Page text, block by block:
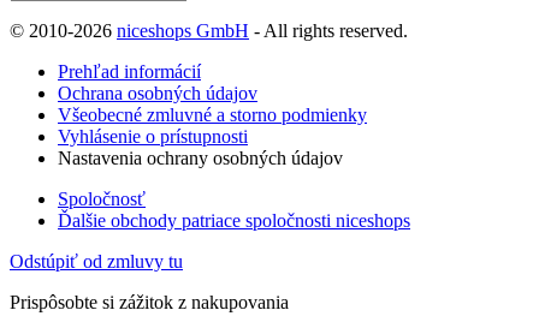
© 2010-2026 niceshops GmbH - All rights reserved.
Prehľad informácií
Ochrana osobných údajov
Všeobecné zmluvné a storno podmienky
Vyhlásenie o prístupnosti
Nastavenia ochrany osobných údajov
Spoločnosť
Ďalšie obchody patriace spoločnosti niceshops
Odstúpiť od zmluvy tu
Prispôsobte si zážitok z nakupovania